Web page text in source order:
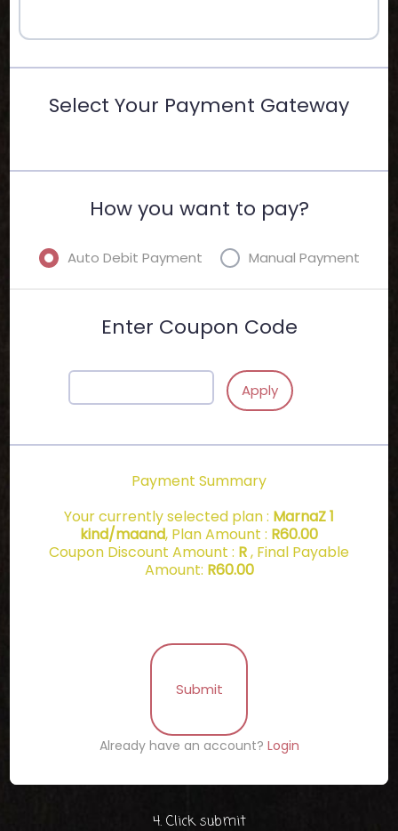
Select Your Payment Gateway
How you want to pay?
Auto Debit Payment Manual Payment
Enter Coupon Code
Apply
Payment Summary
Your currently selected plan : MarnaZ 1
kind/maand, Plan Amount : R60.00
Coupon Discount Amount : R, Final Payable
Amount: R60.00
Submit
Already have an account? Login
4. Click submit